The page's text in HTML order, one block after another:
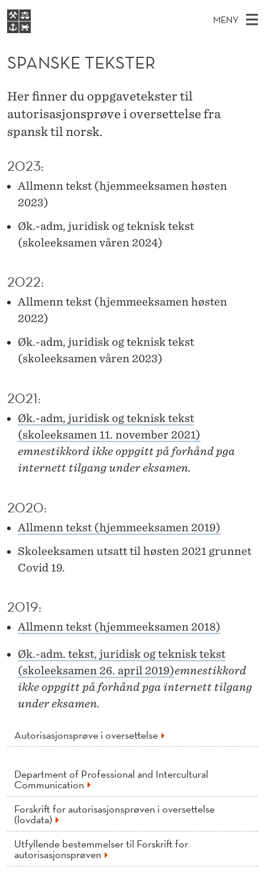
S
P
A
N
S
K
E
T
E
S
E
MENY
O
E
D
M
N
Y
VIDEREUTDANNING
Ø
K
T
S
E
D
Forsiden
Studier
Om NHH
Alumni
SPANSKE TEKSTER
Her finner du oppgavetekster til
autorisasjonsprøve i oversettelse fra
spansk til norsk.
2023:
Allmenn tekst (hjemmeeksamen høsten
2023)
Øk.-adm, juridisk og teknisk tekst
(skoleeksamen våren 2024)
2022:
Allmenn tekst (hjemmeeksamen høsten
2022)
Øk.-adm, juridisk og teknisk tekst
(skoleeksamen våren 2023)
2021:
Øk.-adm, juridisk og teknisk tekst
(skoleeksamen 11. november 2021)
emnestikkord ikke oppgitt på forhånd pga
internett tilgang under eksamen.
2020:
Allmenn tekst (hjemmeeksamen 2019)
Skoleeksamen utsatt til høsten 2021 grunnet
Covid 19.
2019:
Allmenn tekst (hjemmeeksamen 2018)
Øk.-adm. tekst, juridisk og teknisk tekst
(skoleeksamen 26. april 2019)emnestikkord
ikke oppgitt på forhånd pga internett tilgang
under eksamen.
Autorisasjonsprøve i oversettelse
Department of Professional and Intercultural
Communication
Forskrift for autorisasjonsprøven i oversettelse
(lovdata)
Utfyllende bestemmelser til Forskrift for
autorisasjonsprøven